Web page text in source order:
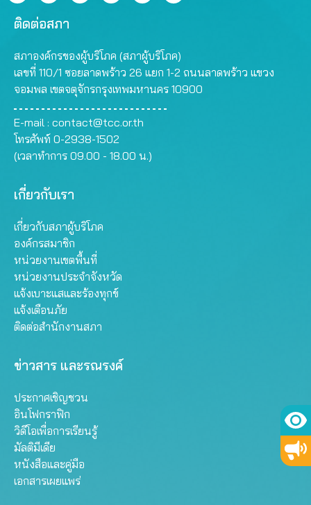
ติดต่อสภา
สภาองค์กรของผู้บริโภค (สภาผู้บริโภค)
เลขที่ 110/1 ซอยลาดพร้าว 26 แยก 1-2 ถนนลาดพร้าว แขวง
จอมพล เขตจตุจักรกรุงเทพมหานคร 10900
E-mail : contact@tcc.or.th
โทรศัพท์ 0-2938-1502
(เวลาทำการ 09.00 - 18.00 น.)
เกี่ยวกับเรา
เกี่ยวกับสภาผู้บริโภค
องค์กรสมาชิก
หน่วยงานเขตพื้นที่
หน่วยงานประจำจังหวัด
แจ้งเบาะแสและร้องทุกข์
แจ้งเตือนภัย
ติดต่อสำนักงานสภา
ข่าวสาร และรณรงค์
ประกาศเชิญชวน
อินโฟกราฟิก
วิดีโอเพื่อการเรียนรู้
มัลติมีเดีย
หนังสือและคู่มือ
เอกสารเผยแพร่